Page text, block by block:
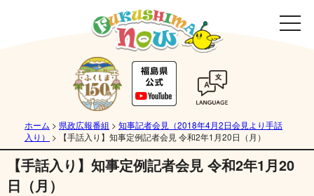
ホーム > 県政広報番組 > 知事記者会見（2018年4月2日会見より手話
入り）
> 【手話入り】知事定例記者会見 令和2年1月20日（月）
【手話入り】知事定例記者会見 令和2年1月20
日（月）